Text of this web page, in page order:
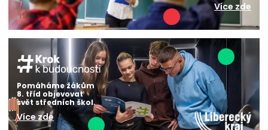
Více zde
Pomáháme žákům
8. tříd objevovat
svět středních škol.
Více zde